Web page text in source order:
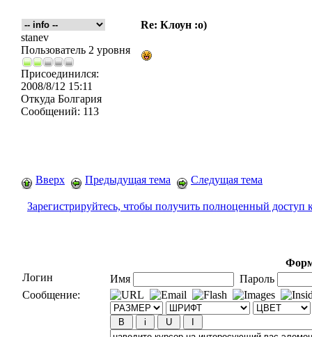
Re: Клоун :о)
stanev
Пользователь 2 уровня
Присоединился:
2008/8/12 15:11
Откуда Болгария
Сообщений: 113
Вверх Предыдущая тема Следущая тема
Зарегистрируйтесь, чтобы получить полноценный доступ
Логин
Имя
Пароль
Сообщение: